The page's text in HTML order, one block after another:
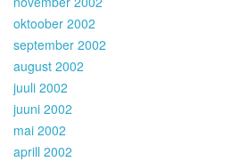
oktoober 2002
september 2002
august 2002
juuli 2002
juuni 2002
mai 2002
aprill 2002